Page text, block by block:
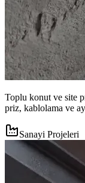
Toplu konut ve site
priz, kablolama ve
Sanayi Projeleri